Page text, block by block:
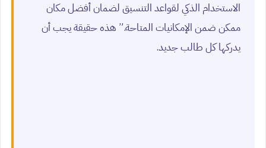
الاستخدام الذكي لقواعد التنسيق لضمان أفضل مكان
ممكن ضمن الإمكانيات المتاحة.” هذه حقيقة يجب أن
يدركها كل طالب جديد.